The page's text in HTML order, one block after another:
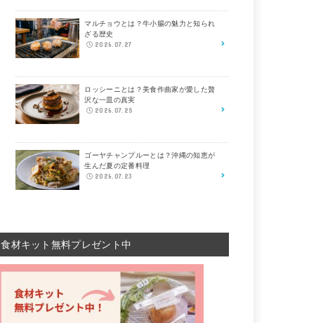
マルチョウとは？牛小腸の魅力と知られ
ざる歴史
2026.07.27
ロッシーニとは？美食作曲家が愛した贅
沢な一皿の真実
2026.07.25
ゴーヤチャンプルーとは？沖縄の知恵が
生んだ夏の定番料理
2026.07.23
食材キット無料プレゼント中